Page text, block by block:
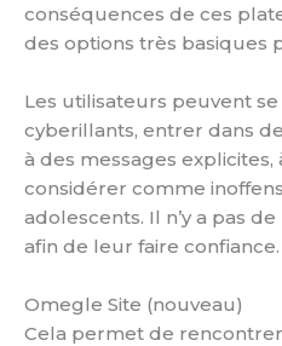
conséquences de ces
des options très basiques
Les utilisateurs peuvent
cyberillants, entrer dans
à des messages
considérer comme
adolescents. Il n’y a pas
afin de leur faire confiance.
Omegle Site (nouveau)
Cela permet de